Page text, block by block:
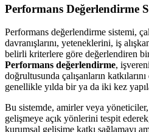
Performans Değerlendirme
Performans değerlendirme sistemi,
davranışlarını, yeteneklerini, iş
belirli kriterlere göre değerlendiren
Performans değerlendirme,
doğrultusunda çalışanların
genellikle yılda bir ya da iki kez
Bu sistemde, amirler veya yöneticiler,
gelişmeye açık yönlerini tespit
kurumsal gelişime katkı sağlamayı